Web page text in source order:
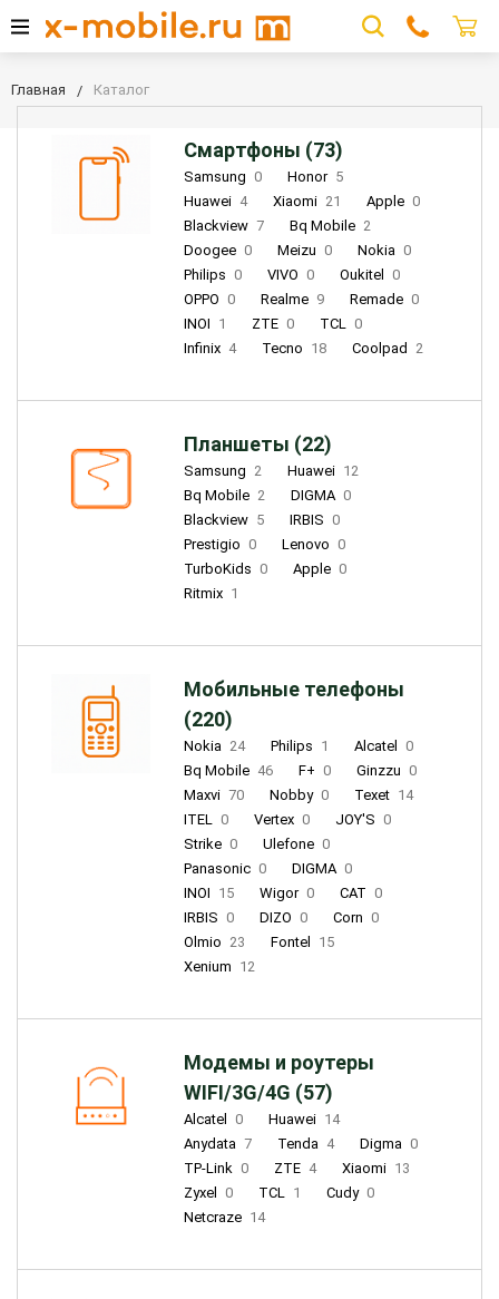
Главная Каталог
Смартфоны (73)
Samsung 0 Honor 5
Huawei 4 Xiaomi 21 Apple 0
Blackview 7 Bq Mobile 2
Doogee 0 Meizu 0 Nokia 0
Philips 0 VIVO 0 Oukitel
0
OPPO 0 Realme 9 Remade 0
INOI 1 ZTE 0 TCL 0
Infinix 4 Tecno 18 Coolpad 2
Планшеты (22)
Samsung 2 Huawei 12
Bq Mobile 2 DIGMA 0
Blackview 5 IRBIS 0
Prestigio 0 Lenovo 0
TurboKids 0 Apple 0
Ritmix 1
Мобильные телефоны
(220)
Nokia 24 Philips 1 Alcatel
0
Bq Mobile 46 F+ 0 Ginzzu 0
Maxvi 70 Nobby 0 Texet 14
ITEL 0 Vertex 0 JOY'S 0
Strike 0 Ulefone 0
Panasonic 0 DIGMA 0
INOI 15 Wigor 0 CAT 0
IRBIS 0 DIZO 0 Corn 0
Olmio 23 Fontel
15
Xenium 12
Модемы и роутеры
WIFI/3G/4G (57)
Alcatel 0 Huawei 14
Anydata 7 Tenda 4 Digma 0
TP-Link 0 ZTE 4 Xiaomi 13
Zyxel
0 TCL 1 Cudy 0
Netcraze 14